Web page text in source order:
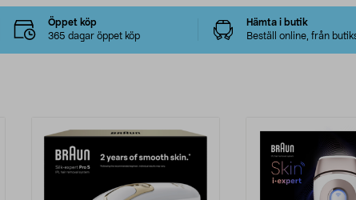
Öppet köp
365 dagar öppet köp
Hämta i butik
Beställ online, från